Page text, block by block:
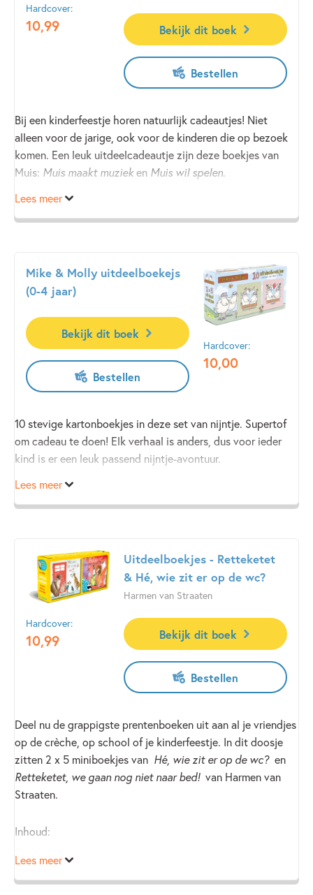
Hardcover:
10,99 Bekijk dit boek
Bestellen
Bij een kinderfeestje horen natuurlijk cadeautjes! Niet
alleen voor de jarige, ook voor de kinderen die op bezoek
komen. Een leuk uitdeelcadeautje zijn deze boekjes van
Muis: Muis maakt muzieken Muis wil spelen.
Lees meer
Hardcover:
10,00
Mike & Molly uitdeelboekejs
(0-4 jaar)
Bekijk dit boek
Bestellen
10 stevige kartonboekjes in deze set van nijntje. Supertof
om cadeau te doen! Elk verhaal is anders, dus voor ieder
kind is er een leuk passend nijntje-avontuur.
Lees meer
Hardcover:
10,99
Uitdeelboekjes - Retteketet
& Hé, wie zit er op de wc?
Harmen van Straaten
Bekijk dit boek
Bestellen
Deel nu de grappigste prentenboeken uit aan al je vriendjes
op de crèche, op school of je kinderfeestje. In dit doosje
zitten 2 x 5 miniboekjes van Hé, wie zit er op de wc?en
Retteketet, we gaan nog niet naar bed!van Harmen van
Straaten.
Inhoud:
Hé, wie zit er op de wc?
Alle dieren moeten heel nodig naar de wc, maar de deur zit
Lees meer